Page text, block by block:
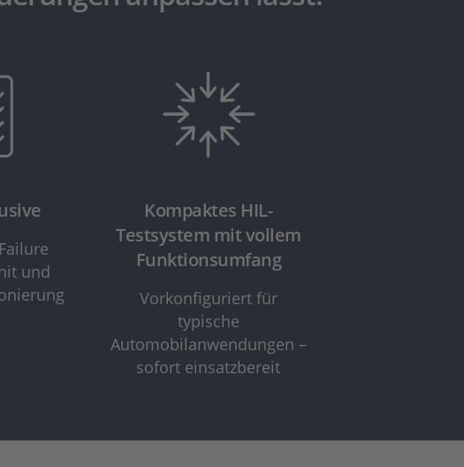
und
Kompaktes HIL-
Testsystem mit vollem
Funktionsumfang
Vorkonfiguriert für
typische
Automobilanwendungen –
sofort einsatzbereit